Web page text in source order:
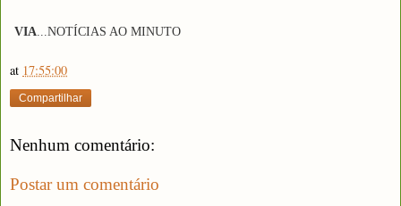
VIA ...NOTÍCIAS AO MINUTO
at 17:55:00
Compartilhar
Nenhum comentário:
Postar um comentário